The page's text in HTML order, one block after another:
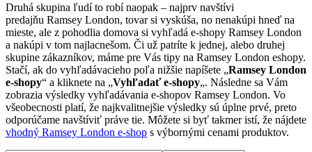
Druhá skupina ľudí to robí naopak – najprv navštívi
predajňu Ramsey London, tovar si vyskúša, no nenakúpi hneď na
mieste, ale z pohodlia domova si vyhľadá e-shopy Ramsey London
a nakúpi v tom najlacnešom. Či už patríte k jednej, alebo druhej
skupine zákazníkov, máme pre Vás tipy na Ramsey London eshopy.
Stačí, ak do vyhľadávacieho poľa nižšie napíšete „Ramsey London
e-shopy“ a kliknete na „Vyhľadať e-shopy„. Následne sa Vám
zobrazia výsledky vyhľadávania e-shopov Ramsey London. Vo
všeobecnosti platí, že najkvalitnejšie výsledky sú úplne prvé, preto
odporúčame navštíviť práve tie. Môžete si byť takmer istí, že nájdete
vhodný Ramsey London e-shop s výbornými cenami produktov.